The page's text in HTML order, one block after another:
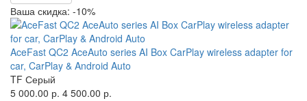
Ваша скидка: -10%
AceFast QC2 AceAuto series AI Box CarPlay wireless adapter for
car, CarPlay & Android Auto
TF Серый
5 000.00 р. 4 500.00 р.